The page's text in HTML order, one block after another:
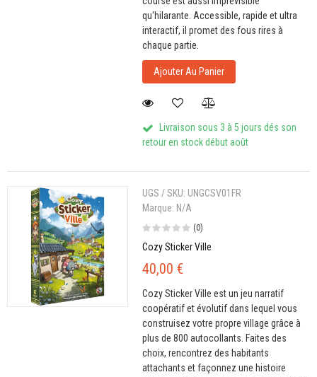
qu'hilarante. Accessible, rapide et ultra
interactif, il promet des fous rires à
chaque partie.
Ajouter Au Panier
Livraison sous 3 à 5 jours dés son
retour en stock début août
UGS / SKU: UNGCSV01FR
Marque: N/A
(0)
Cozy Sticker Ville
40,00 €
Cozy Sticker Ville est un jeu narratif
coopératif et évolutif dans lequel vous
construisez votre propre village grâce à
plus de 800 autocollants. Faites des
choix, rencontrez des habitants
attachants et façonnez une histoire